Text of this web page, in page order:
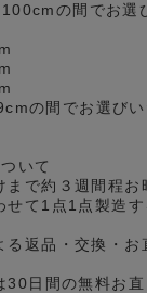
の間でお選
の間でお選びい
いて
まで約３週間程お
せて1点1点製造
る返品・交換・
日間の無料お直